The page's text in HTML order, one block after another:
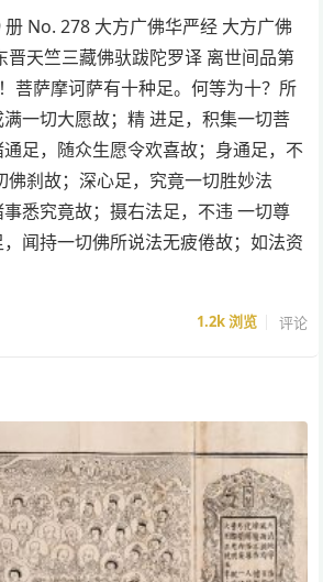
No. 278 大方广佛华严经 大方广佛
晋天竺三藏佛驮跋陀罗译 离世间品第
菩萨摩诃萨有十种足。何等为十？所
一切大愿故；精 进足，积集一切菩
足，随众生愿令欢喜故；身通足，不
佛刹故；深心足，究竟一切胜妙法
悉究竟故；摄右法足，不违 一切尊
闻持一切佛所说法无疲倦故；如法资
1.2k浏览 评论